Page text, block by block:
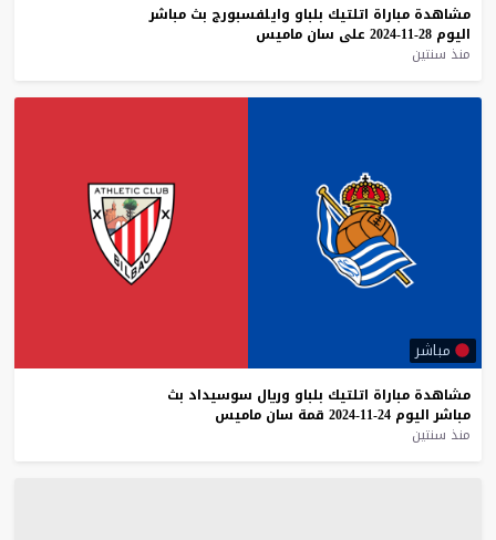
مشاهدة مباراة اتلتيك بلباو وايلفسبورج بث مباشر
اليوم 28-11-2024 على سان ماميس
منذ سنتين
مباشر
مشاهدة مباراة اتلتيك بلباو وريال سوسيداد بث
مباشر اليوم 24-11-2024 قمة سان ماميس
منذ سنتين